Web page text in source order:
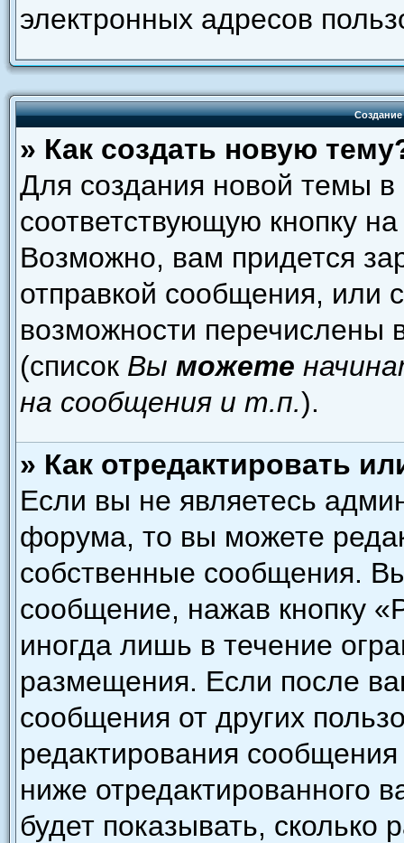
электронных адресов
» Как создать новую
Для создания новой темы
соответствующую кнопку
Возможно, вам придется
отправкой сообщения, или
возможности перечислены
(список Вы можете
на сообщения и т.п.).
» Как отредактировать
Если вы не являетесь
форума, то вы можете
собственные сообщения.
сообщение, нажав кнопку
иногда лишь в течение
размещения. Если после
сообщения от других
редактирования
ниже отредактированного
будет показывать, сколько